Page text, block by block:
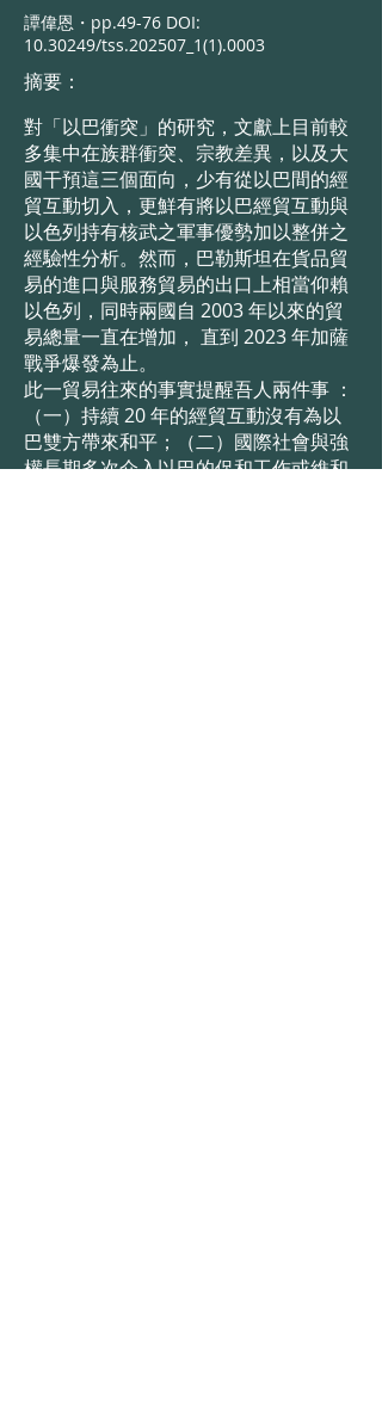
譚偉恩・ pp.49-76 DOI:
10.30249/tss.202507_ 1(1).0003
摘要：
對「以巴衝突」的研究，文獻上目前較
多集中在族群衝突、宗教差異，以及大
國干預這三個面向，少有從以巴間的經
貿互動切入，更鮮有將以巴經貿互動與
以色列持有核武之軍事優勢加以整併之
經驗性分析。然而，巴勒斯坦在貨品貿
易的進口與服務貿易的出口上相當仰賴
以色列，同時兩國自 2003 年以來的貿
易總量一直在增加， 直到 2023 年加薩
戰爭爆發為止。
此一貿易往來的事實提醒吾人兩件事 ：
（一）持續 20 年的經貿互動沒有為以
巴雙方帶來和平；（二）國際社會與強
權長期多次介入以巴的促和工作或維和